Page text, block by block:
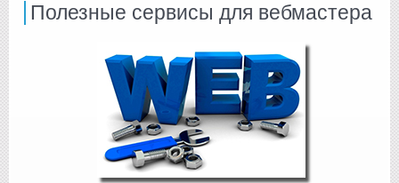
Полезные сервисы для вебмастера